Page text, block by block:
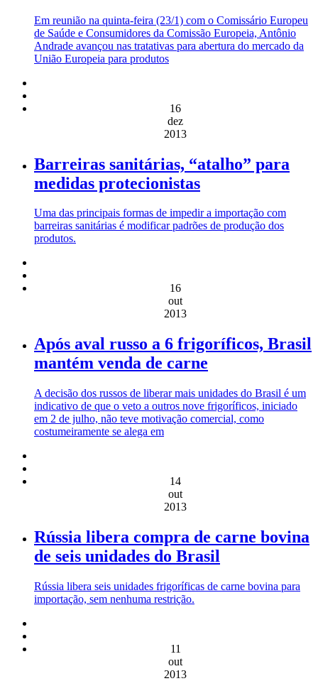
Em reunião na quinta-feira (23/1) com o Comissário Europeu
de Saúde e Consumidores da Comissão Europeia, Antônio
Andrade avançou nas tratativas para abertura do mercado da
União Europeia para produtos
16
dez
2013
Barreiras sanitárias, “atalho” para
medidas protecionistas
Uma das principais formas de impedir a importação com
barreiras sanitárias é modificar padrões de produção dos
produtos.
16
out
2013
Após aval russo a 6 frigoríficos, Brasil
mantém venda de carne
A decisão dos russos de liberar mais unidades do Brasil é um
indicativo de que o veto a outros nove frigoríficos, iniciado
em 2 de julho, não teve motivação comercial, como
costumeiramente se alega em
14
out
2013
Rússia libera compra de carne bovina
de seis unidades do Brasil
Rússia libera seis unidades frigoríficas de carne bovina para
importação, sem nenhuma restrição.
11
out
2013